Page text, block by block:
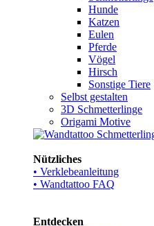
Hunde
Katzen
Eulen
Pferde
Vögel
Hirsch
Sonstige Tiere
Selbst gestalten
3D Schmetterlinge
Origami Motive
Nützliches
• Verklebeanleitung
• Wandtattoo FAQ
Entdecken